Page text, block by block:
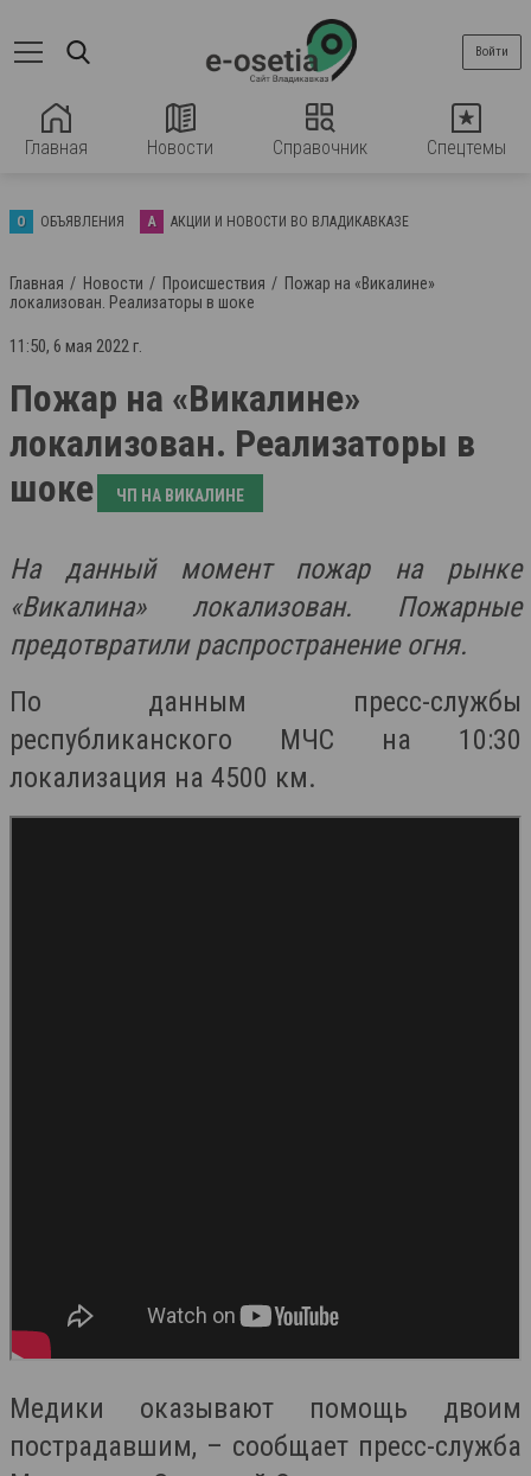
Главная Новости Справочник Спецтемы
Войти
О ОБЪЯВЛЕНИЯ А АКЦИИ И НОВОСТИ ВО ВЛАДИКАВКАЗЕ
Главная Новости Происшествия
Пожар на «Викалине»
локализован. Реализаторы в шоке
11:50, 6 мая 2022 г.
Пожар на «Викалине»
локализован. Реализаторы в
шоке
ЧП НА ВИКАЛИНЕ
На данный момент пожар на рынке
«Викалина» локализован. Пожарные
предотвратили распространение огня.
По данным пресс-службы
республиканского МЧС на 10:30
локализация на 4500 км.
Медики оказывают помощь двоим
пострадавшим, – сообщает пресс-служба